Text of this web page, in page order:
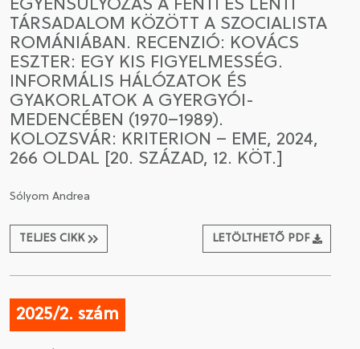
EGYENSÚLYOZÁS A FENTI ÉS LENTI
TÁRSADALOM KÖZÖTT A SZOCIALISTA
ROMÁNIÁBAN. RECENZIÓ: KOVÁCS
ESZTER: EGY KIS FIGYELMESSÉG.
INFORMÁLIS HÁLÓZATOK ÉS
GYAKORLATOK A GYERGYÓI-
MEDENCÉBEN (1970–1989).
KOLOZSVÁR: KRITERION – EME, 2024,
266 OLDAL [20. SZÁZAD, 12. KÖT.]
Sólyom Andrea
TELJES CIKK LETÖLTHETŐ PDF
2025/2. szám